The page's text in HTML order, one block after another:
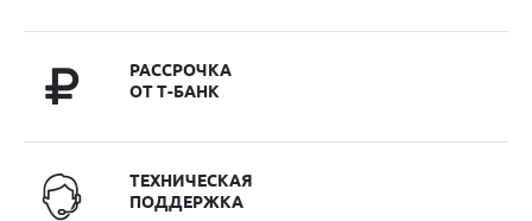
РАССРОЧКА
ОТ Т-БАНК
ТЕХНИЧЕСКАЯ
ПОДДЕРЖКА